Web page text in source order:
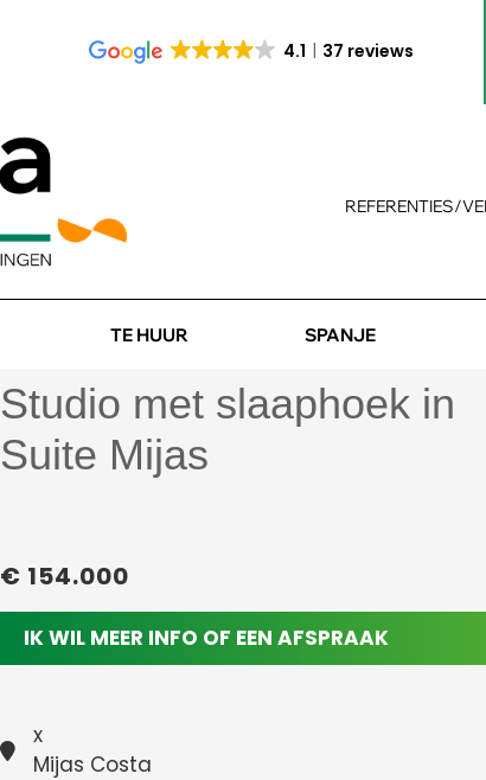
4.1 37 reviews
REFERENTIES/
TE HUUR SPANJE
Studio met slaaphoek in
Suite Mijas
€ 154.000
IK WIL MEER INFO OF EEN AFSPRAAK
x
Mijas Costa